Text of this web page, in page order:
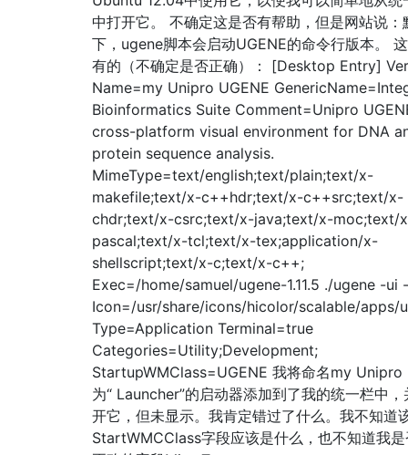
中打开它。 不确定这是否有帮助，但是网站说：
下，ugene脚本会启动UGENE的命令行版本。
有的（不确定是否正确）： [Desktop Entry]
Name=my Unipro UGENE
Bioinformatics Suite Comment=Unipro
cross-platform visual environment for DNA
protein sequence analysis.
MimeType=text/english;text/plain;text/x-
makefile;text/x-c++hdr;text/x-c++src;text/x-
chdr;text/x-csrc;text/x-java;text/x-moc;text/
pascal;text/x-tcl;text/x-tex;application/x-
shellscript;text/x-c;text/x-c++;
Exec=/home/samuel/ugene-1.11.5 ./ugene -ui
Icon=/usr/share/icons/hicolor/scalable/apps/
Type=Application Terminal=true
Categories=Utility;Development;
StartupWMClass=UGENE 我将命名my Unipro
为“ Launcher”的启动器添加到了我的统一栏中
开它，但未显示。我肯定错过了什么。我不知道
StartWMCClass字段应该是什么，也不知道我